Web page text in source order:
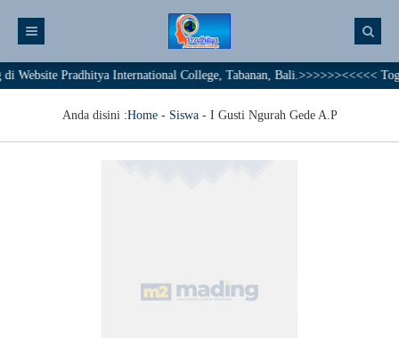
Pradhitya International College, Tabanan, Bali.>>>>>><<<<<
Anda disini :Home- Siswa- I Gusti Ngurah Gede A.P